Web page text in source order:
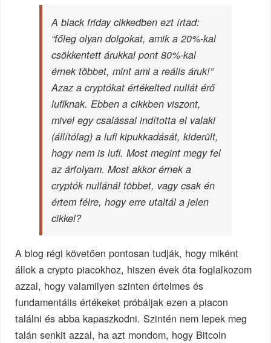
A black friday cikkedben ezt írtad:
“főleg olyan dolgokat, amik a 20%-kal
csökkentett árukkal pont 80%-kal
érnek többet, mint ami a reális áruk!”
Azaz a cryptókat értékelted nullát érő
lufiknak. Ebben a cikkben viszont,
mivel egy csalással indította el valaki
(állítólag) a lufi kipukkadását, kiderült,
hogy nem is lufi. Most megint megy fel
az árfolyam. Most akkor érnek a
cryptók nullánál többet, vagy csak én
értem félre, hogy erre utaltál a jelen
cikkel?
A blog régi követően pontosan tudják, hogy miként
állok a crypto piacokhoz, hiszen évek óta foglalkozom
azzal, hogy valamilyen szinten értelmes és
fundamentális értékeket próbáljak ezen a piacon
találni és abba kapaszkodni. Szintén nem lepek meg
talán senkit azzal, ha azt mondom, hogy Bitcoin